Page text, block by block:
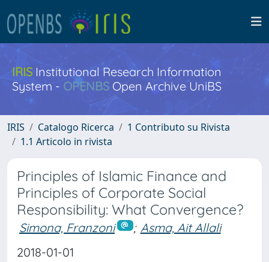
IRISInstitutional Research Information
System - OPENBS Open Archive UniBS
IRIS Catalogo Ricerca
1 Contributo su Rivista
1.1 Articolo in rivista
Principles of Islamic Finance and
Principles of Corporate Social
Responsibility: What Convergence?
Simona, Franzoni ; Asma, Ait Allali
2018-01-01